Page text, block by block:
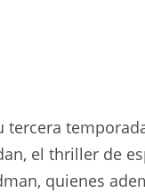
tercera
el thriller de
quienes